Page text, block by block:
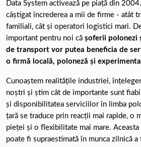
Data System activează pe piață din
câștigat încrederea a mii de firme - atât
familiali, cât și operatori logistici mari.
important pentru noi că șoferii polonezi
de transport vor putea beneficia de
o firmă locală, poloneză și
Cunoaștem realitățile industriei,
noștri și știm cât de importante sunt
și disponibilitatea serviciilor în limba
țară se traduce prin reacții mai rapide, o
pieței și o flexibilitate mai mare.
poate fi supraestimată în munca zilnică